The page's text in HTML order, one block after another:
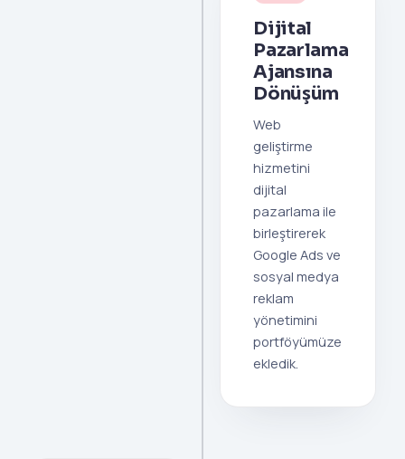
Dijital
Pazarlama
Ajansına
Dönüşüm
Web
geliştirme
hizmetini
dijital
pazarlama ile
birleştirerek
Google Ads ve
sosyal medya
reklam
yönetimini
portföyümüze
ekledik.